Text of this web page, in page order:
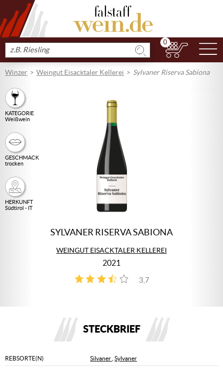
Produkt
suchen
0
Winzer Weingut Eisacktaler Kellerei Sylvaner Riserva Sabiona
KATEGORIE
Weißwein
GESCHMACK
trocken
HERKUNFT
Südtirol - IT
SYLVANER RISERVA SABIONA
WEINGUT EISACKTALER KELLEREI
2021
3,7
3
STECKBRIEF
REBSORTE(N) Silvaner ,Sylvaner